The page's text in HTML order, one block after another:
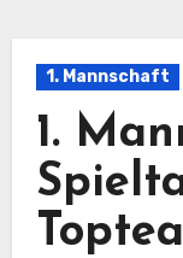
1. Mannschaft
1.